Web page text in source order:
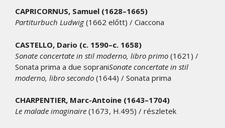
CAPRICORNUS, Samuel (1628–1665)
Partiturbuch Ludwig(1662 előtt) / Ciaccona
CASTELLO, Dario (c. 1590–c. 1658)
Sonate concertate in stil moderno, libro primo (1621) /
Sonata prima a due sopraniSonate concertate in stil
moderno, libro secondo (1644) / Sonata prima
CHARPENTIER, Marc-Antoine (1643–1704)
Le malade imaginaire (1673, H.495) / részletek